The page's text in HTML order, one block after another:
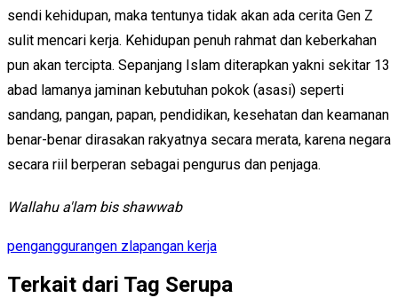
sendi kehidupan, maka tentunya tidak akan ada cerita Gen Z
sulit mencari kerja. Kehidupan penuh rahmat dan keberkahan
pun akan tercipta. Sepanjang Islam diterapkan yakni sekitar 13
abad lamanya jaminan kebutuhan pokok (asasi) seperti
sandang, pangan, papan, pendidikan, kesehatan dan keamanan
benar-benar dirasakan rakyatnya secara merata, karena negara
secara riil berperan sebagai pengurus dan penjaga.
Wallahu a'lam bis shawwab
penganggurangen zlapangan kerja
Terkait dari Tag Serupa